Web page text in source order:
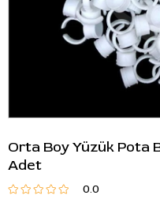
Orta Boy Yüzük Pota
Adet
0.0